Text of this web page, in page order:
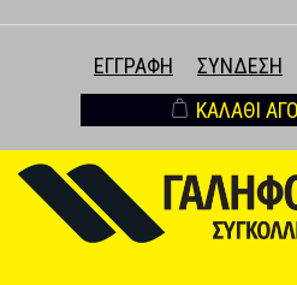
ΕΓΓΡΑΦΉ ΣΎΝΔΕΣΗ
ΚΑΛΆΘΙ